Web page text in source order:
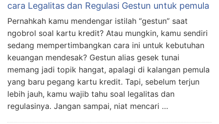
cara Legalitas dan Regulasi Gestun untuk pemula
Pernahkah kamu mendengar istilah “gestun” saat
ngobrol soal kartu kredit? Atau mungkin, kamu sendiri
sedang mempertimbangkan cara ini untuk kebutuhan
keuangan mendesak? Gestun alias gesek tunai
memang jadi topik hangat, apalagi di kalangan pemula
yang baru pegang kartu kredit. Tapi, sebelum terjun
lebih jauh, kamu wajib tahu soal legalitas dan
regulasinya. Jangan sampai, niat mencari …